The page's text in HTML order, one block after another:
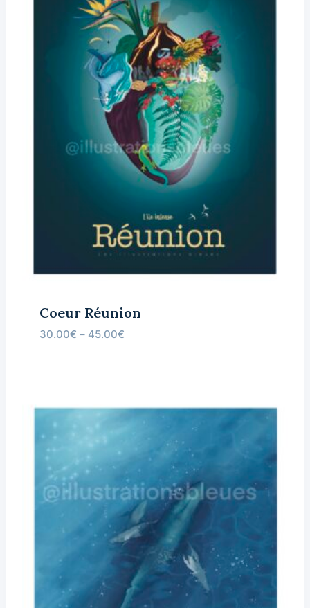
Coeur Réunion
30.00€ – 45.00€